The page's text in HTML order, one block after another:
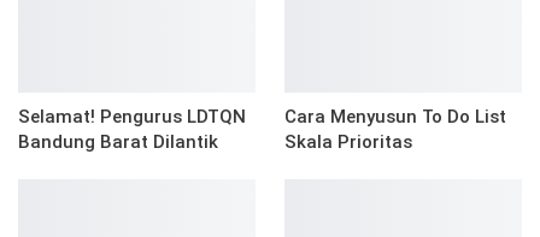
Selamat! Pengurus LDTQN
Bandung Barat Dilantik
Cara Menyusun To Do List
Skala Prioritas